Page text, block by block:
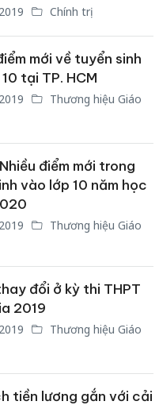
Chính trị
mới về tuyển sinh
tại TP. HCM
Thương hiệu Giáo
điểm mới trong
vào lớp 10 năm học
Thương hiệu Giáo
đổi ở kỳ thi THPT
2019
Thương hiệu Giáo
tiền lương gắn với cải